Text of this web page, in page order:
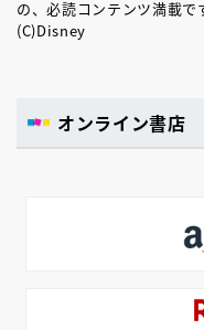
の、必読コンテンツ満載で
(C)Disney
オンライン書店